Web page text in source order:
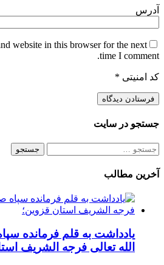
آدرس
website in this browser for the next
time I comment.
کد امنیتی *
جستجو در سایت
جستجو
آخرین مطالب
یادداشت به قلم فرمانده
الله تعالی فرجه الشریف